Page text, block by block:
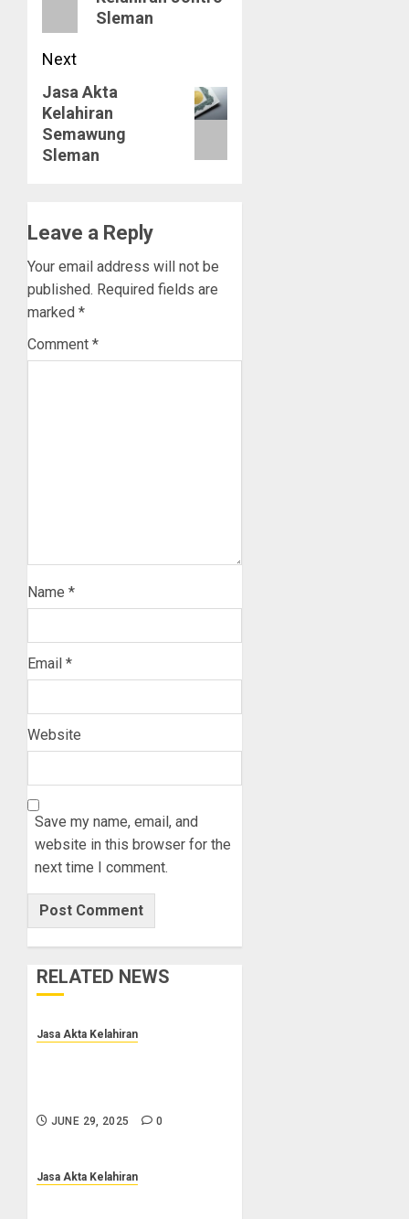
Sleman
Next
Next
post:
Jasa Akta
Kelahiran
Semawung
Sleman
Leave a Reply
Your email address will not be
published. Required fields are
marked *
Comment *
Name *
Email *
Website
Save my name, email, and
website in this browser for the
next time I comment.
RELATED NEWS
Jasa Akta Kelahiran
JUNE 29, 2025 0
Jasa Akta Kelahiran